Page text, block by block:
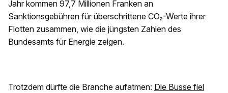
Jahr kommen 97,7 Millionen Franken an
Sanktionsgebühren für überschrittene CO₂-Werte ihrer
Flotten zusammen, wie die jüngsten Zahlen des
Bundesamts für Energie zeigen.
Trotzdem dürfte die Branche aufatmen: Die Busse fiel